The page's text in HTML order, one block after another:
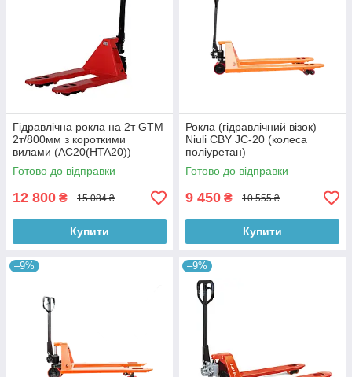
Гідравлічна рокла на 2т GTM
2т/800мм з короткими
вилами (AC20(HTA20))
Готово до відправки
12 800 ₴ 15 084 ₴
Купити
Рокла (гідравлічний візок)
Niuli CBY JС-20 (колеса
поліуретан)
Готово до відправки
9 450 ₴ 10 555 ₴
Купити
–9% –9%